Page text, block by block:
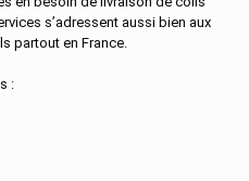
s’adressent aussi bien aux
partout en France.
: